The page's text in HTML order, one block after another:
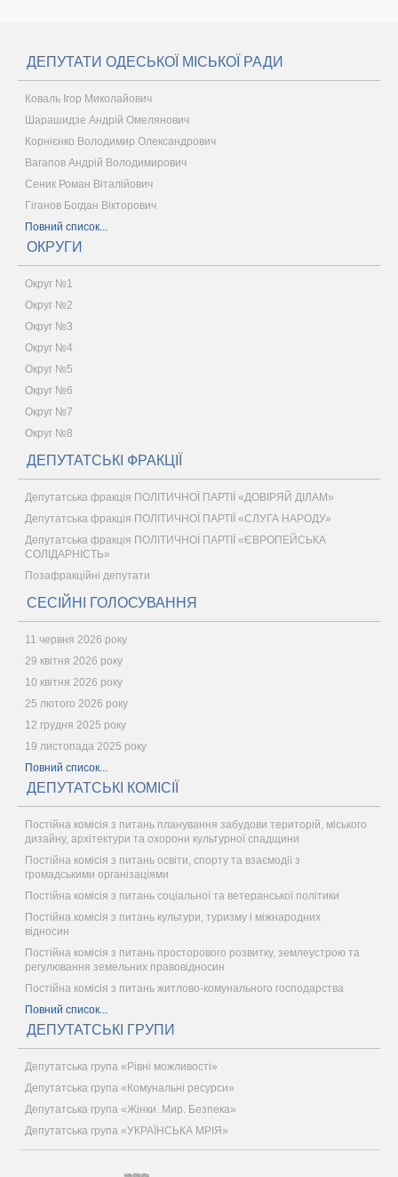
ДЕПУТАТИ ОДЕСЬКОЇ МІСЬКОЇ РАДИ
Коваль Ігор Миколайович
Шарашидзе Андрій Омелянович
Корнієнко Володимир Олександрович
Вагапов Андрій Володимирович
Сеник Роман Віталійович
Гіганов Богдан Вікторович
Повний список...
ОКРУГИ
Округ №1
Округ №2
Округ №3
Округ №4
Округ №5
Округ №6
Округ №7
Округ №8
ДЕПУТАТСЬКІ ФРАКЦІЇ
Депутатська фракція ПОЛІТИЧНОЇ ПАРТІЇ «ДОВІРЯЙ ДІЛАМ»
Депутатська фракція ПОЛІТИЧНОЇ ПАРТІЇ «СЛУГА НАРОДУ»
Депутатська фракція ПОЛІТИЧНОЇ ПАРТІЇ «ЄВРОПЕЙСЬКА
СОЛІДАРНІСТЬ»
Позафракційні депутати
СЕСІЙНІ ГОЛОСУВАННЯ
11 червня 2026 року
29 квітня 2026 року
10 квітня 2026 року
25 лютого 2026 року
12 грудня 2025 року
19 листопада 2025 року
Повний список...
ДЕПУТАТСЬКІ КОМІСІЇ
Постійна комісія з питань планування забудови територій, міського
дизайну, архітектури та охорони культурної спадщини
Постійна комісія з питань освіти, спорту та взаємодії з
громадськими організаціями
Постійна комісія з питань соціальної та ветеранської політики
Постійна комісія з питань культури, туризму і міжнародних
відносин
Постійна комісія з питань просторового розвитку, землеустрою та
регулювання земельних правовідносин
Постійна комісія з питань житлово-комунального господарства
Повний список...
ДЕПУТАТСЬКІ ГРУПИ
Депутатська група «Рівні можливості»
Депутатська група «Комунальні ресурси»
Депутатська група «Жінки. Мир. Безпека»
Депутатська група «УКРАЇНСЬКА МРІЯ»